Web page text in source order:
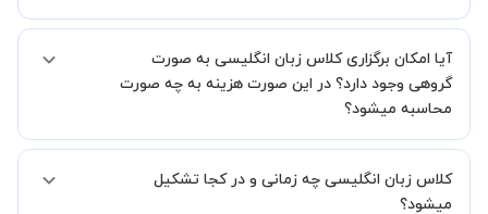
کنید.
آیا امکان برگزاری کلاس زبان انگلیسی به صورت
گروهی وجود دارد؟ در این صورت هزینه به چه صورت
محاسبه میشود؟
صورتیکه مایل هستید کلاس ها را در کنار دوستان و یا آشنایان خود به
صورت گروهی برگزار کنید، این امکان وجود دارد. در این حالت، به ازای هر
کلاس زبان انگلیسی چه زمانی و در کجا تشکیل
میشود؟